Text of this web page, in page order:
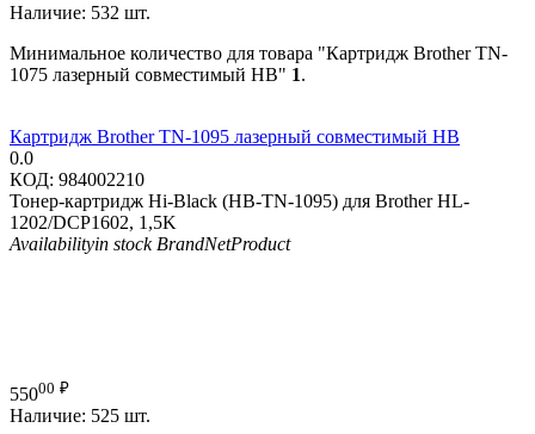
Наличие: 532 шт.
Минимальное количество для товара "Картридж Brother TN-
1075 лазерный совместимый HB" 1.
Картридж Brother TN-1095 лазерный совместимый HB
0.0
КОД: 984002210
Тонер-картридж Hi-Black (HB-TN-1095) для Brother HL-
1202/DCP1602, 1,5K
Availabilityin stock BrandNetProduct
55000 ₽
Наличие: 525 шт.